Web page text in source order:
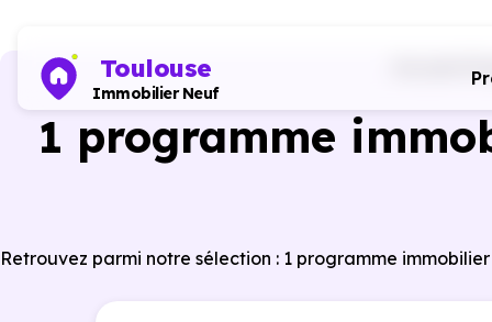
Toulouse
Immobilier Neuf
1 programme
Retrouvez parmi notre sélection : 1 programme